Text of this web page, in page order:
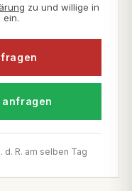
zu und willige in
ein.
anfragen
d. R. am selben Tag